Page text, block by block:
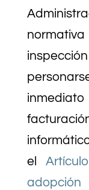
el
adopción